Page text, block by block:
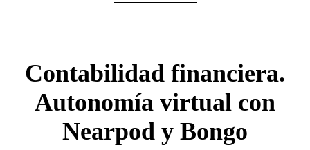
Contabilidad financiera.
Autonomía virtual con
Nearpod y Bongo